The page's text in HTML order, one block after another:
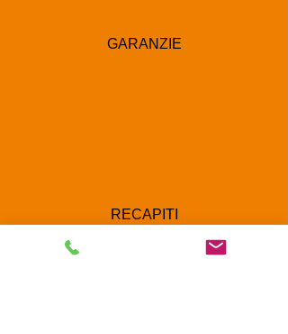
GARANZIE
RECAPITI